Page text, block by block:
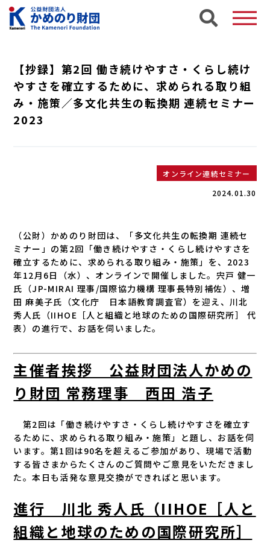
【抄録】第2回 働き続けやすさ・くらし続け
やすさを確立するために、求められる取り組
み・施策／多文化共生の転換期 連続セミナー
2023
オンライン連続セミナー
2024.01.30
（公財）かめのり財団は、「多文化共生の転換期 連続セ
ミナー」の第2回「働き続けやすさ・くらし続けやすさを
確立するために、求められる取り組み・施策」を、2023
年12月6日（水）、オンラインで開催しました。宍戸 健一
氏（JP-MIRAI 理事/国際協力機構 理事長特別補佐）、増
田 麻美子氏（文化庁 日本語教育調査官）を迎え、川北
秀人氏（IIHOE［人と組織と地球のための国際研究所］ 代
表）の進行で、お話を伺いました。
主催者挨拶 公益財団法人かめの
り財団 常務理事 西田 浩子
第2回は「働き続けやすさ・くらし続けやすさを確立す
るために、求められる取り組み・施策」と題し、お話を伺
います。第1回は90名を超えるご参加があり、現場で活動
する皆さまからたくさんのご質問やご意見をいただきまし
た。本日も活発な意見交換ができればと思います。
進行 川北 秀人氏（IIHOE［人と
組織と地球のための国際研究所］